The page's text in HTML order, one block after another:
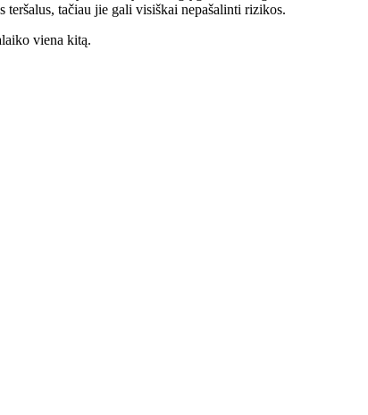
tačiau jie gali visiškai nepašalinti rizikos.
viena kitą.